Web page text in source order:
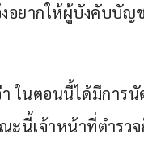
งอยากให้ผู้บังคับบั
ในตอนนี้ได้มีการนั
ะนี้เจ้าหน้าที่ตำรว